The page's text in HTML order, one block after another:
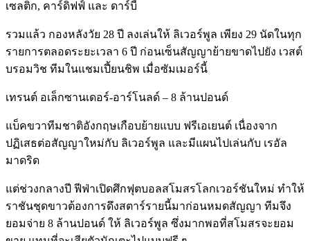
เซลติก, คาร์ดิฟฟ์ และ ดาร์บี้
รวมแล้ว กองหลังวัย 28 ปี ลงเล่นให้ ลิเวอร์พูล เพียง 29 นัดในทุก
รายการตลอดระยะเวลา 6 ปี ก่อนเซ็นสัญญาย้ายขาดไปยัง เวสต์
บรอมวิช ทีมในแชมเปี้ยนชิพ เมื่อซัมเมอร์นี้
เทรนต์ อเล็กซานเดอร์-อาร์โนลด์ – 8 ล้านปอนด์
แบ็คขวาทีมชาติอังกฤษเกือบย้ายแบบ ฟรีเอเยนต์ เนื่องจาก
ปฏิเสธต่อสัญญาใหม่กับ ลิเวอร์พูล และมีแผนไปเล่นกับ เรอัล
มาดริด
แต่ช่วงกลางปี ฟีฟ่าเปิดศึกฟุตบอลสโมสรโลกเวอร์ชันใหม่ ทำให้
ราชันชุดขาวต้องการดึงสตาร์รายนี้มาก่อนหมดสัญญา ทีมจึง
ยอมจ่าย 8 ล้านปอนด์ ให้ ลิเวอร์พูล ซึ่งมากพอที่สโมสรจะยอม